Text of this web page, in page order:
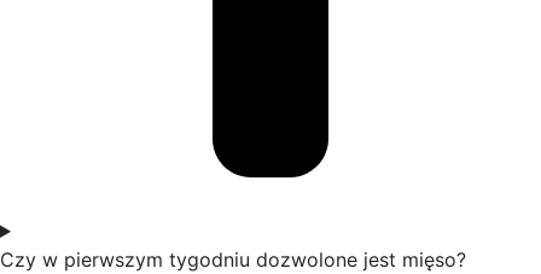
Czy w pierwszym tygodniu dozwolone jest mięso?